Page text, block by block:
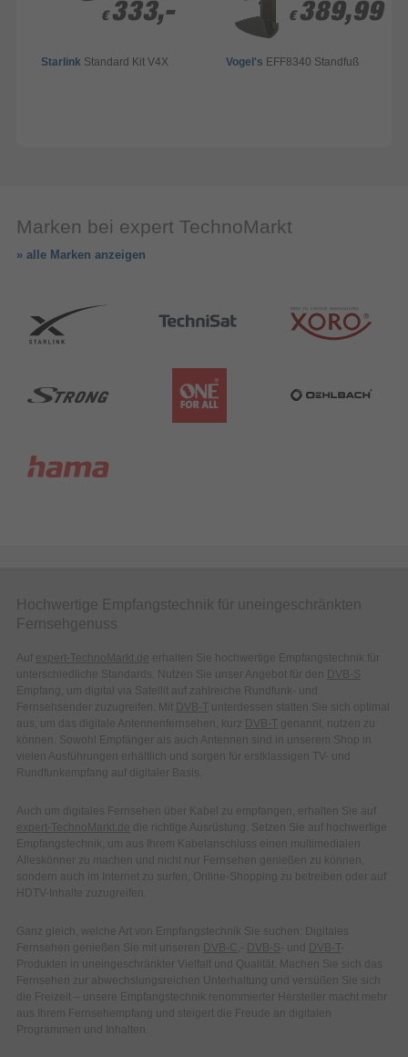
€ 333,-
€ 333,-
Starlink Standard Kit V4X
€ 389,99
€ 389,99
Vogel's EFF8340 Standfuß
Marken bei expert TechnoMarkt
» alle Marken anzeigen
Hochwertige Empfangstechnik für uneingeschränkten
Fernsehgenuss
Auf expert-TechnoMarkt.de erhalten Sie hochwertige Empfangstechnik für
unterschiedliche Standards. Nutzen Sie unser Angebot für den DVB-S
Empfang, um digital via Satellit auf zahlreiche Rundfunk- und
Fernsehsender zuzugreifen. Mit DVB-T unterdessen statten Sie sich optimal
aus, um das digitale Antennenfernsehen, kurz DVB-T genannt, nutzen zu
können. Sowohl Empfänger als auch Antennen sind in unserem Shop in
vielen Ausführungen erhältlich und sorgen für erstklassigen TV- und
Rundfunkempfang auf digitaler Basis.
Auch um digitales Fernsehen über Kabel zu empfangen, erhalten Sie auf
expert-TechnoMarkt.de die richtige Ausrüstung. Setzen Sie auf hochwertige
Empfangstechnik, um aus Ihrem Kabelanschluss einen multimedialen
Alleskönner zu machen und nicht nur Fernsehen genießen zu können,
sondern auch im Internet zu surfen, Online-Shopping zu betreiben oder auf
HDTV-Inhalte zuzugreifen.
Ganz gleich, welche Art von Empfangstechnik Sie suchen: Digitales
Fernsehen genießen Sie mit unseren DVB-C ,- DVB-S- und DVB-T-
Produkten in uneingeschränkter Vielfalt und Qualität. Machen Sie sich das
Fernsehen zur abwechslungsreichen Unterhaltung und versüßen Sie sich
die Freizeit – unsere Empfangstechnik renommierter Hersteller macht mehr
aus Ihrem Fernsehempfang und steigert die Freude an digitalen
Programmen und Inhalten.